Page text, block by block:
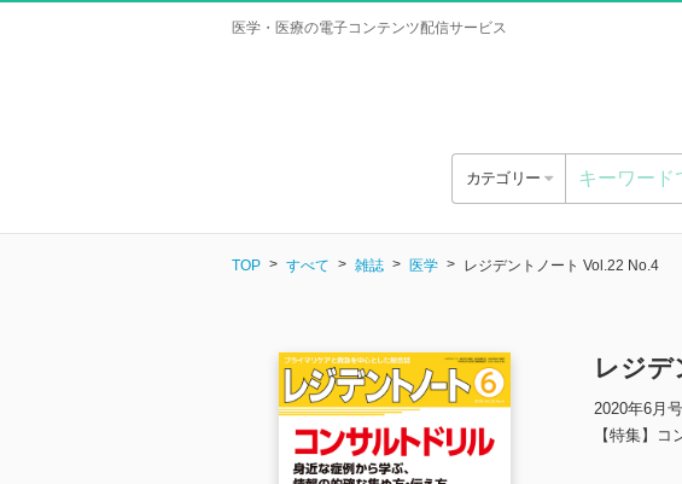
医学・医療の電子コンテンツ配信サービス
カテゴリー
TOP すべて 雑誌 医学 レジデントノート Vol.22 No.4
レジデ
2020年6月号
【特集】コ